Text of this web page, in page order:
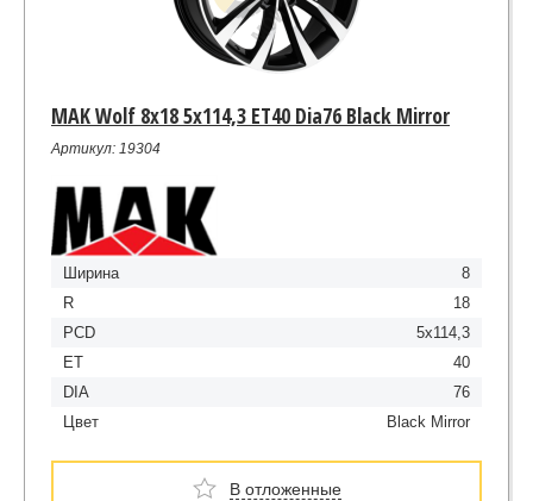
MAK Wolf 8x18 5x114,3 ET40 Dia76 Black Mirror
Артикул: 19304
Ширина
8
R
18
PCD
5x114,3
ET
40
DIA
76
Цвет
Black Mirror
В отложенные